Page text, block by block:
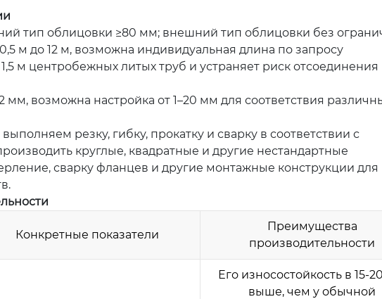
тип облицовки ≥80 мм; внешний тип облицовки без
м до 12 м, возможна индивидуальная длина по запросу
м центробежных литых труб и устраняет риск отсоединения
мм, возможна настройка от 1–20 мм для соответствия
резку, гибку, прокатку и сварку в соответствии с
круглые, квадратные и другие нестандартные
сварку фланцев и другие монтажные конструкции для
Конкретные показатели
Преимущества
производительности
Его износостойкость в 15-
выше, чем у обычной